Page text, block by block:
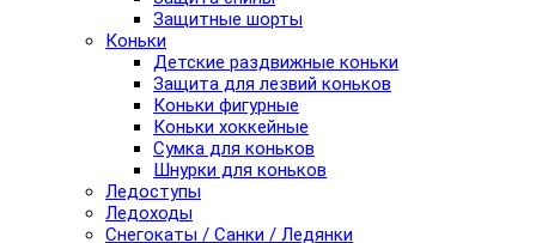
Защитные шорты
Коньки
Детские раздвижные коньки
Защита для лезвий коньков
Коньки фигурные
Коньки хоккейные
Сумка для коньков
Шнурки для коньков
Ледоступы
Ледоходы
Снегокаты / Санки / Ледянки